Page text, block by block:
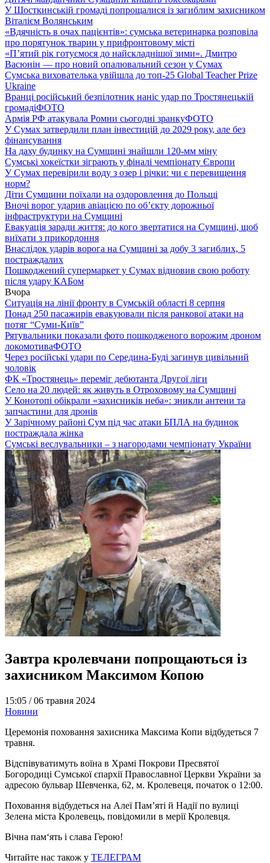
У Шосткинській громаді попрощалися із загиблим захисником
Віталієм Волянським
«Вдячність в очах пацієнтів»: сумська ветеринарка розповіла
про порятунок тварин у прифронтовому місті
«П’ятий рік готуємося до найскладнішої зими». Дмитро
Васюнін — про новий опалювальний сезон у Сумах
Сумська вихователька увійшла до топ-25 Global Teacher Prize
Ukraine
Вранці російський безпілотник наніс удар по Тростянецькій
громадіФОТО
Армія РФ атакувала Ромни сьогодні зранкуФОТО
У Сумах затвердили план інвестицій до 2029 року, але без
фінансування
На даху будинку на Сумщині знайшли 120-мм міну
Сумські хокеїстки зіграють у фіналі чемпіонату Європи
У Сумах перевірили воду з озер і річки: чи є перевищення
норм?
Діти Сумщини поїхали на оздоровлення до Польщі
Вночі ворог ударив авіацією по обʼєкту дорожньої
інфраструктури на Сумщині
Евакуація заради життя: до кого звертатися на Сумщині, щоб
виїхати з прикордоння
Внаслідок ударів ворога на Сумщині за добу 3 загиблих, 5
постраждалих
Пошкоджений супермаркет у Сумах відновив свою роботу
після удару КАБом
Вчора
Ситуація на лінії фронту в Сумській області 8 серпня
Понад 250 пасажирів евакуювали після ранкової атаки на
потяг “Суми-Київ”
Рятувальники показали фото пошкодженого ворожим дроном
локомотиваФОТО
Через російські удари по Середина-Буді загинув цивільний
чоловік
ФК «Тростянець» переміг дебютанта Другої ліги
Село на 20 людей: як живуть в Отроховому на Сумщині
У Конотопі обікрали «захисників неба»: зникли антени та
запчастини для дронів
У Зарічному районі Сум під час атаки БПЛА на будинок
постраждала жінка
Сумські веслувальники – з нагородами чемпіонату України
Завтра кролевчани попрощаються із
захисником Максимом Копою
15:05 /06 травня 2024
Новини
Церемонія поховання захисника Максима Копи відбудеться 7
травня.
Відспівуватимуть воїна в Храмі Покрови Пресвятої
Богородиці Сумської єпархії Православної Церкви України за
адресою бульвар Шевченка, 62, м. Кролевеця, початок о 12:00.
Поховання відбудеться на Алеї Пам’яті й Надії по вулиці
Зелена міста Кролевець, повідомили в мерії Кролевця.
Вічна пам‘ять і слава Герою!
Читайте нас також у ТЕЛЕГРАМ